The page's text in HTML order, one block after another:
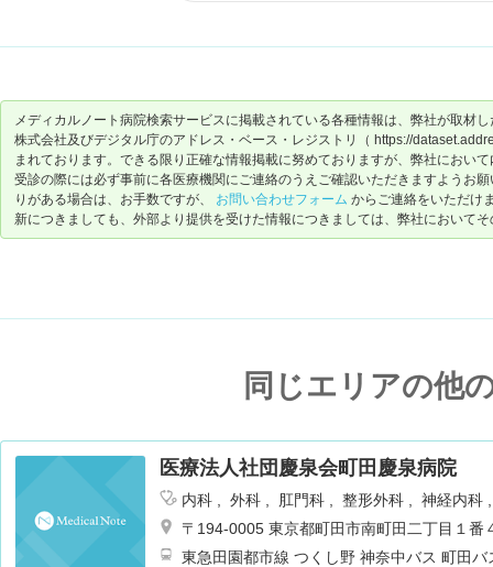
メディカルノート病院検索サービスに掲載されている各種情報は、弊社が取材
株式会社及びデジタル庁のアドレス・ベース・レジストリ（ https://
まれております。できる限り正確な情報掲載に努めておりますが、弊社におい
受診の際には必ず事前に各医療機関にご連絡のうえご確認いただきますようお
りがある場合は、お手数ですが、 お問い合わせフォーム からご連絡をいただけ
新につきましても、外部より提供を受けた情報につきましては、弊社において
同じエリアの他
医療法人社団慶泉会町田慶泉病院
内科 外科 肛門科 整形外科
神経内科
ョン
腎臓内科・外科 麻酔科
〒194-0005 東京都町田市南町田二丁目１番
東急田園都市線 つくし野 神奈中バス 町田